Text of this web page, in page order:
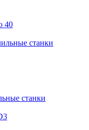
40
станки
станки